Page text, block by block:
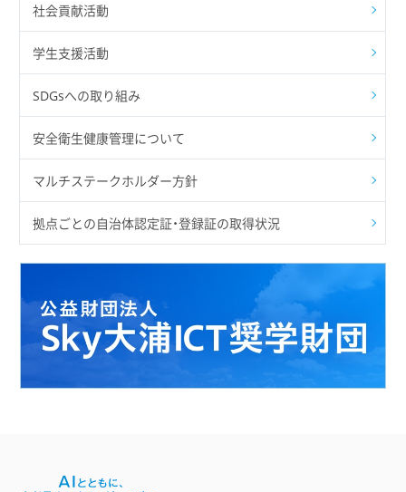
社会貢献活動
学生支援活動
SDGsへの取り組み
安全衛生健康管理について
マルチステークホルダー方針
拠点ごとの自治体認定証・登録証の取得状況